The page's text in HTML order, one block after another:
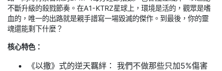
不斷升級的殺戮節奏。在A1-KTRZ星球上，環境是活的，觀眾是嗜
血的，唯一的出路就是親手譜寫一場毀滅的傑作。到最後，你的靈
魂還能剩下什麼？
核心特色：
《以撒》式的逆天羈絆： 我們不做那些只加5%傷害